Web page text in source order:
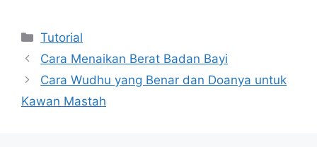
Kategori
Tutorial
Cara Menaikan Berat Badan Bayi
Cara Wudhu yang Benar dan Doanya untuk
Kawan Mastah